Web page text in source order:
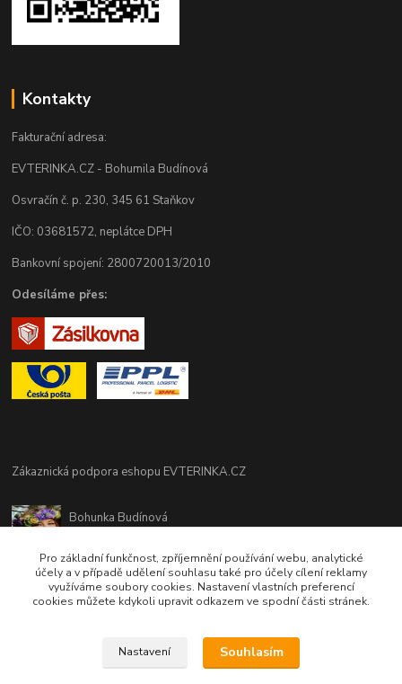
Kontakty
Fakturační adresa:
EVTERINKA.CZ - Bohumila Budínová
Osvračín č. p. 230, 345 61 Staňkov
IČO: 03681572, neplátce DPH
Bankovní spojení: 2800720013/2010
Odesíláme přes:
Zákaznická podpora eshopu EVTERINKA.CZ
Bohunka Budínová
(Po-Pá - 9:00-17:00hod, So 8:00-12:00hod)
obchod@evterinka.cz
Pro základní funkčnost, zpříjemnění používání webu, analytické
účely a v případě udělení souhlasu také pro účely cílení reklamy
využíváme soubory cookies. Nastavení vlastních preferencí
cookies můžete kdykoli upravit odkazem ve spodní části stránek.
Nastavení Souhlasím